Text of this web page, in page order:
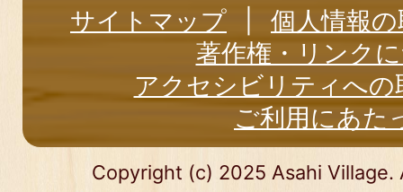
サイトマップ
個人情報
著作権・リンク
アクセシビリティへの
ご利用にあた
Copyright (c) 2025 Asahi Village.